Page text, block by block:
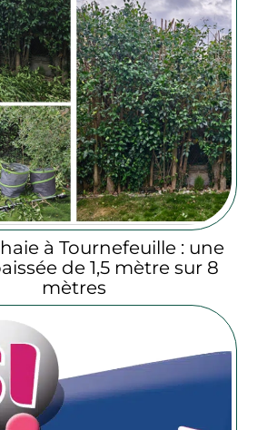
à Tournefeuille : une
de 1,5 mètre sur 8
mètres